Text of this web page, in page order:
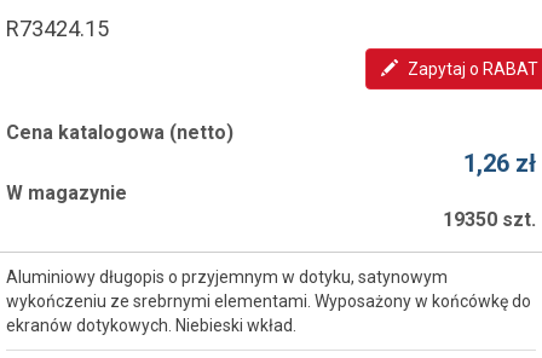
R73424.15
Zapytaj o RABAT
Cena katalogowa (netto)
1,26 zł
W magazynie
19350 szt.
Aluminiowy długopis o przyjemnym w dotyku, satynowym
wykończeniu ze srebrnymi elementami. Wyposażony w końcówkę do
ekranów dotykowych. Niebieski wkład.